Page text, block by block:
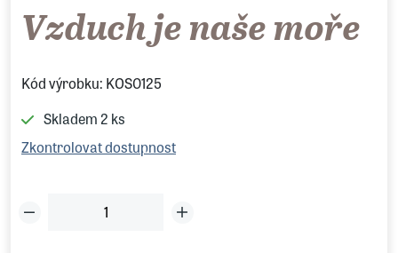
Vzduch je naše moře
Kód výrobku: KOS0125
Skladem 2 ks
Zkontrolovat dostupnost